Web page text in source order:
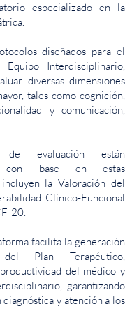
especializado en la
diseñados para el
Interdisciplinario,
diversas dimensiones
tales como cognición,
y comunicación,
de evaluación están
con base en estas
la Valoración del
Clínico-Funcional
20.
facilita la generación
del Plan Terapéutico,
del médico y
garantizando
y atención a los